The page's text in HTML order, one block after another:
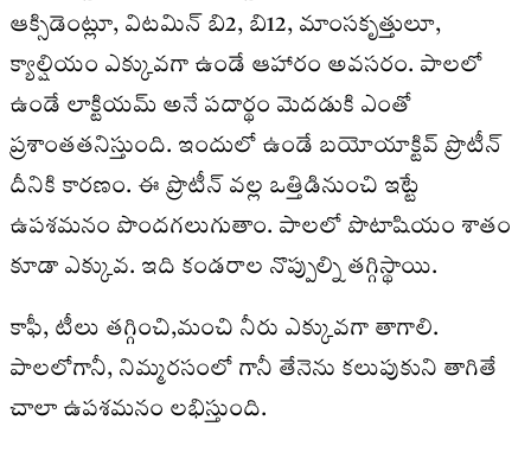
ఆక్సిడెంట్లూ, విటమిన్‌ బి2, బి12, మాంసకృత్తులూ,
క్యాల్షియం ఎక్కువగా ఉండే ఆహారం అవసరం. పాలలో
ఉండే లాక్టియమ్‌ అనే పదార్థం మెదడుకి ఎంతో
ప్రశాంతతనిస్తుంది. ఇందులో ఉండే బయోయాక్టివ్‌ ప్రొటీన్‌
దీనికి కారణం. ఈ ప్రొటీన్‌ వల్ల ఒత్తిడినుంచి ఇట్టే
ఉపశమనం పొందగలుగుతాం. పాలలో పొటాషియం శాతం
కూడా ఎక్కువ. ఇది కండరాల నొప్పుల్ని తగ్గిస్థాయి.
కాఫీ, టీలు త‌గ్గించి,మంచి నీరు ఎక్కువగా తాగాలి.
పాల‌లోగానీ, నిమ్మ‌ర‌సంలో గానీ తేనెను క‌లుపుకుని తాగితే
చాలా ఉప‌శ‌మ‌నం ల‌భిస్తుంది.